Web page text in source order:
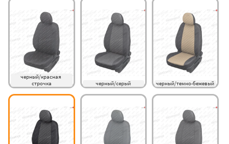
черный/красная
строчка
черный/серый черный/темно-бежевый